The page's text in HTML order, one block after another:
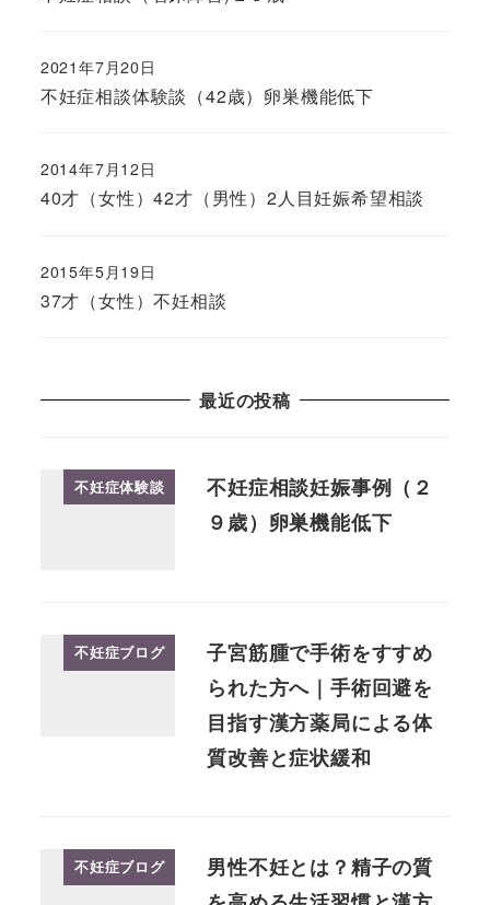
不妊症相談体験談（42歳）卵巣機能低下
2021年7月20日
40才（女性）42才（男性）2人目妊娠希望相談
2014年7月12日
37才（女性）不妊相談
2015年5月19日
最近の投稿
不妊症体験談
不妊症相談妊娠事例（２
９歳）卵巣機能低下
不妊症ブログ
子宮筋腫で手術をすすめ
られた方へ｜手術回避を
目指す漢方薬局による体
質改善と症状緩和
不妊症ブログ
男性不妊とは？精子の質